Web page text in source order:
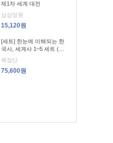
제1차 세계 대전
상상정원
15,120원
[세트] 한눈에 이해되는 한
국사, 세계사 1~5 세트 (전
북장단
75,600원